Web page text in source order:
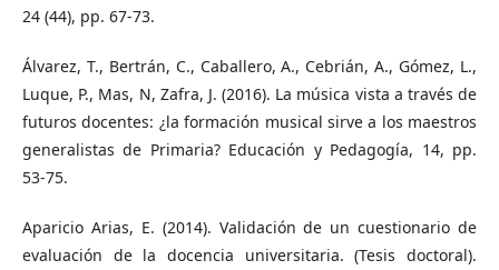
24 (44), pp. 67-73.
Álvarez, T., Bertrán, C., Caballero, A., Cebrián, A., Gómez, L.,
Luque, P., Mas, N, Zafra, J. (2016). La música vista a través de
futuros docentes: ¿la formación musical sirve a los maestros
generalistas de Primaria? Educación y Pedagogía, 14, pp.
53-75.
Aparicio Arias, E. (2014). Validación de un cuestionario de
evaluación de la docencia universitaria. (Tesis doctoral).